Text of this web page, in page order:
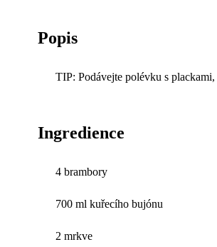
Popis
TIP: Podávejte polévku s plackami,
Ingredience
4 brambory
700 ml kuřecího bujónu
2 mrkve